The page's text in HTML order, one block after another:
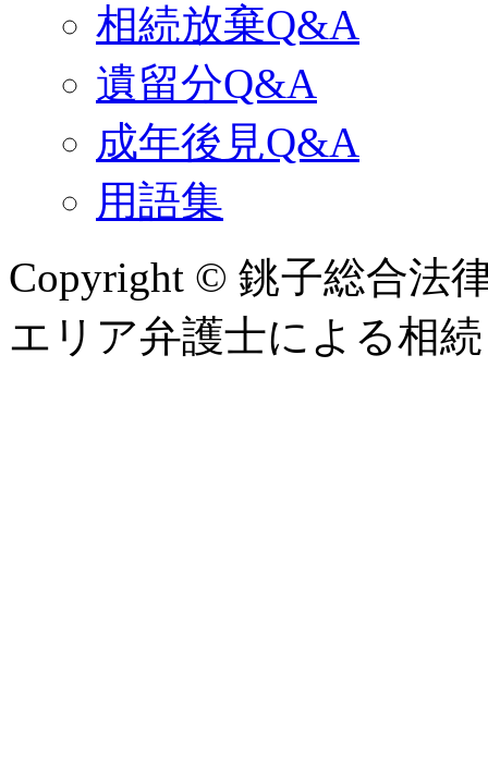
相続放棄Q&A
遺留分Q&A
成年後見Q&A
用語集
Copyright © 銚子総合法
エリア弁護士による相